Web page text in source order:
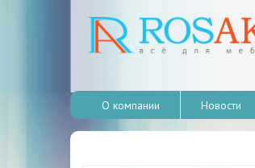
О компании Новости